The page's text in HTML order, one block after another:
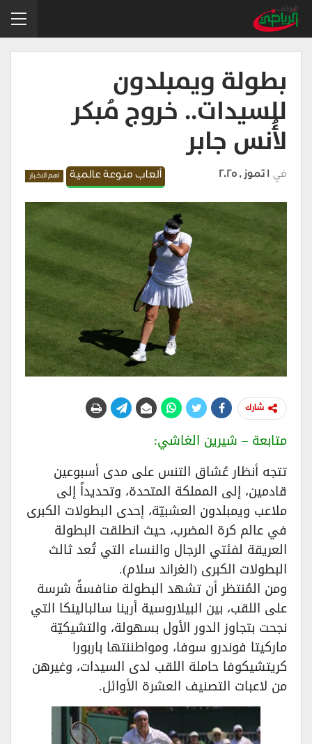
بطولة ويمبلدون
للسيدات.. خروج مُبكر
لأُنس جابر
ألعاب منوعة عالمية اهم الاخبار في 1 تموز , 2025
شارك
متابعة – شيرين الغاشي:
تتجه أنظار عُشاق التنس على مدى أسبوعين
قادمين، إلى المملكة المتحدة، وتحديداً إلى
ملاعب ويمبلدون العشبيّة، إحدى البطولات الكبرى
في عالم كرة المضرب، حيث انطلقت البطولة
العريقة لفئتي الرجال والنساء التي تُعد ثالث
البطولات الكبرى (الغراند سلام).
ومن المُنتظر أن تشهد البطولة منافسةً شرسة
على اللقب، بين البيلاروسية أرينا سالبالينكا التي
نجحت بتجاوز الدور الأول بسهولة، والتشيكيّة
ماركيتا فوندرو سوفا، ومواطننتها باربورا
كريتشيكوفا حاملة اللقب لدى السيدات، وغيرهن
من لاعبات التصنيف العشرة الأوائل.